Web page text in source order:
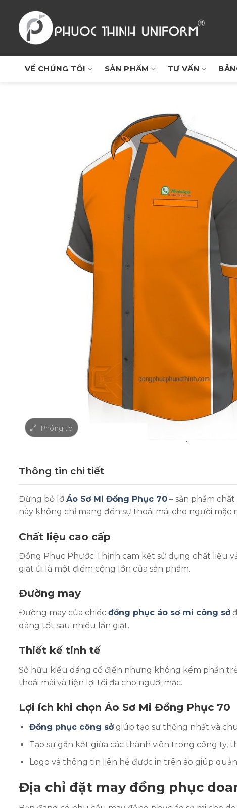
VỀ CHÚNG TÔI SẢN PHẨM TƯ VẤN
Thông tin chi tiết
Đừng bỏ lỡ Áo Sơ Mi Đồng Phục 70 – sản phẩm
này không chỉ mang đến sự thoải mái cho người
Chất liệu cao cấp
Đồng Phục Phước Thịnh cam kết sử dụng chất liệu
giặt ủi là một điểm cộng lớn của sản phẩm.
Đường may
Đường may của chiếc đồng phục áo sơ mi công sở
dáng tốt sau nhiều lần giặt.
Thiết kế tinh tế
Sở hữu kiểu dáng cổ điển nhưng không kém phần
thoải mái và tiện lợi tối đa cho người mặc.
Lợi ích khi chọn Áo Sơ Mi Đồng Phục 70
Đồng phục công sởgiúp tạo sự thống nhất và
Tạo sự gắn kết giữa các thành viên trong công ty,
Logo và thông tin liên hệ được in trên áo giúp
Địa chỉ đặt may đồng phục